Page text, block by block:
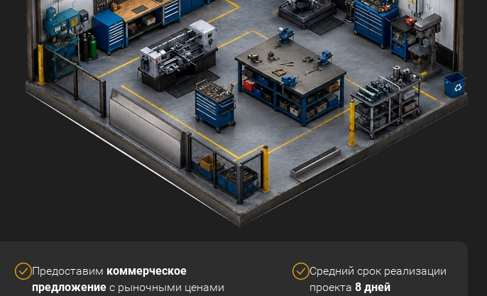
Предоставим коммерческое
предложениес рыночными ценами
Средний срок реализации
проекта 8 дней